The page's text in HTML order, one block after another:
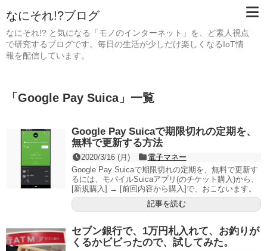
なにそれ!?ブログ
なにそれ!? と気になる「モノのインターネット」を、ど素人視点
で研究するブログです。毎日の生活が少しだけ楽しくなるIoT情
報を配信しています。
「 Google Pay Suica」 一覧
Google Pay Suicaで期限切れの定期を、
無料で更新する方法
2020/3/16 (月)
電子マネー
Google Pay Suicaで期限切れの定期を、無料で更新す
るには、モバイルSuicaアプリ(のチケット購入)から、
[新規購入] → [前回内容から購入]で、おこないます。
記事を読む
セブン銀行で、1万円札入れて、お釣りが
くるかビビったので、試してみた。